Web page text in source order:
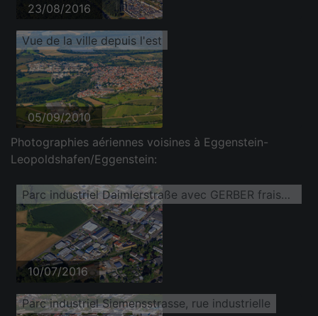
23/08/2016
Vue de la ville depuis l'est
05/09/2010
Photographies aériennes voisines à Eggenstein-
Leopoldshafen/Eggenstein:
Parc industriel Daimlerstraße avec GERBER fraisage et tournage GbR, le marché de boissons Getränke Schäfer, WireStyle GmbH et Bea's Motoshop avec Giu's Quadstore
10/07/2016
Parc industriel Siemensstrasse, rue industrielle